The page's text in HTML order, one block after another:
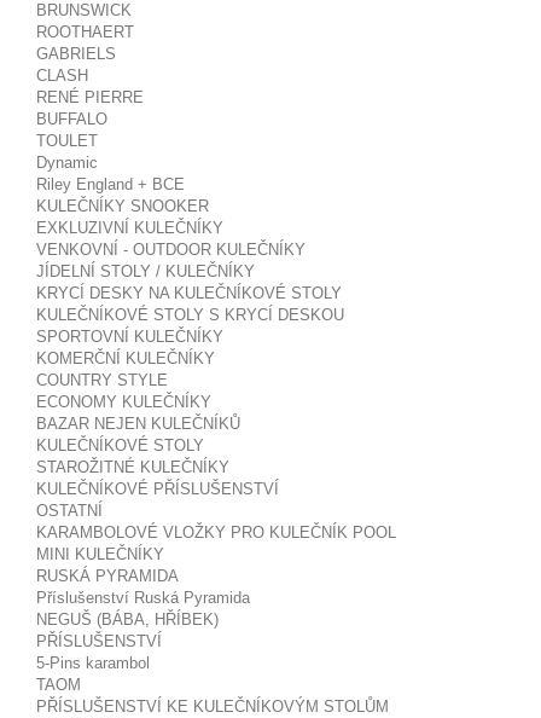
BRUNSWICK
ROOTHAERT
GABRIELS
CLASH
RENÉ PIERRE
BUFFALO
TOULET
Dynamic
Riley England + BCE
KULEČNÍKY SNOOKER
EXKLUZIVNÍ KULEČNÍKY
VENKOVNÍ - OUTDOOR KULEČNÍKY
JÍDELNÍ STOLY / KULEČNÍKY
KRYCÍ DESKY NA KULEČNÍKOVÉ STOLY
KULEČNÍKOVÉ STOLY S KRYCÍ DESKOU
SPORTOVNÍ KULEČNÍKY
KOMERČNÍ KULEČNÍKY
COUNTRY STYLE
ECONOMY KULEČNÍKY
BAZAR NEJEN KULEČNÍKŮ
KULEČNÍKOVÉ STOLY
STAROŽITNÉ KULEČNÍKY
KULEČNÍKOVÉ PŘÍSLUŠENSTVÍ
OSTATNÍ
KARAMBOLOVÉ VLOŽKY PRO KULEČNÍK POOL
MINI KULEČNÍKY
RUSKÁ PYRAMIDA
Příslušenství Ruská Pyramida
NEGUŠ (BÁBA, HŘÍBEK)
PŘÍSLUŠENSTVÍ
5-Pins karambol
TAOM
PŘÍSLUŠENSTVÍ KE KULEČNÍKOVÝM STOLŮM